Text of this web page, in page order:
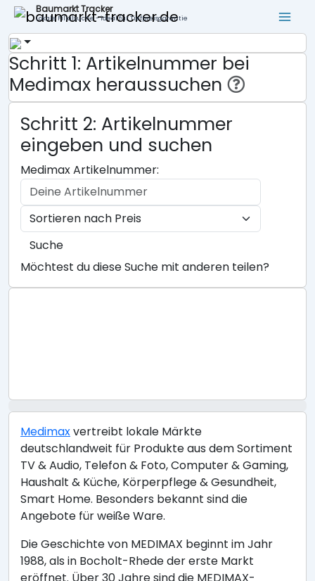
Baumarkt Tracker
Lokale Filialsuche - ideal für Tiefpreisgarantie
Schritt 1: Artikelnummer bei
Medimax heraussuchen
Schritt 2: Artikelnummer
eingeben und suchen
Medimax Artikelnummer:
Suche
Möchtest du diese Suche mit anderen teilen?
Medimaxvertreibt lokale Märkte
deutschlandweit für Produkte aus dem Sortiment
TV & Audio, Telefon & Foto, Computer & Gaming,
Haushalt & Küche, Körperpflege & Gesundheit,
Smart Home. Besonders bekannt sind die
Angebote für weiße Ware.
Die Geschichte von MEDIMAX beginnt im Jahr
1988, als in Bocholt-Rhede der erste Markt